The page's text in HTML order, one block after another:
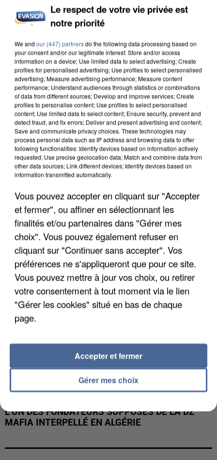
DE SOLIDARITÉ AVEC LES...
APRÈS TOUTES CES CANICULES, LES REFUGES
DE FAUNE SAUVAGE SONT...
L’UN DES FONDATEURS SUPPOSÉS DE LA DZ
MAFIA INTERPELLÉ EN ALGÉRIE
Le respect de votre vie privée est
notre priorité
We and our (447) partnersdo the following data processing based on
your consent and/or our legitimate interest: Store and/or access
information on a device; Use limited data to select advertising; Create
profiles for personalised advertising; Use profiles to select personalised
advertising; Measure advertising performance; Measure content
performance; Understand audiences through statistics or combinations
of data from different sources; Develop and improve services; Create
profiles to personalise content; Use profiles to select personalised
content; Use limited data to select content; Ensure security, prevent and
detect fraud, and fix errors; Deliver and present advertising and content;
Save and communicate privacy choices. These technologies may
process personal data such as IP address and browsing data to offer
following functionalities: Identify devices based on information actively
requested; Use precise geolocation data; Match and combine data from
other data sources; Link different devices; Identify devices based on
information transmitted automatically.
Vous pouvez accepter en cliquant sur "Accepter
et fermer", ou affiner en sélectionnant les
finalités et/ou partenaires dans "Gérer mes
choix". Vous pouvez également refuser en
cliquant sur "Continuer sans accepter". Vos
préférences ne s'appliqueront que pour ce site.
Vous pouvez mettre à jour vos choix, ou retirer
votre consentement à tout moment via le lien
"Gérer les cookies" situé en bas de chaque
page.
Gérer mes choix
Accepter et fermer